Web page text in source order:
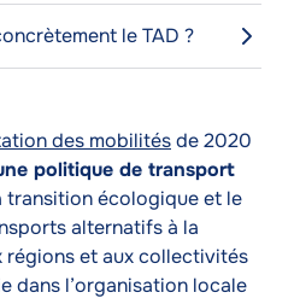
le TAD ?
des mobilitésde 2020
politique de transport
transition écologique et le
alternatifs à la
régions et aux collectivités
dans l’organisation locale